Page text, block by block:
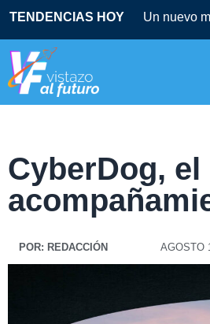
TENDENCIAS HOY Un nuevo
CyberDog,
POR: REDACCIÓN AGOSTO